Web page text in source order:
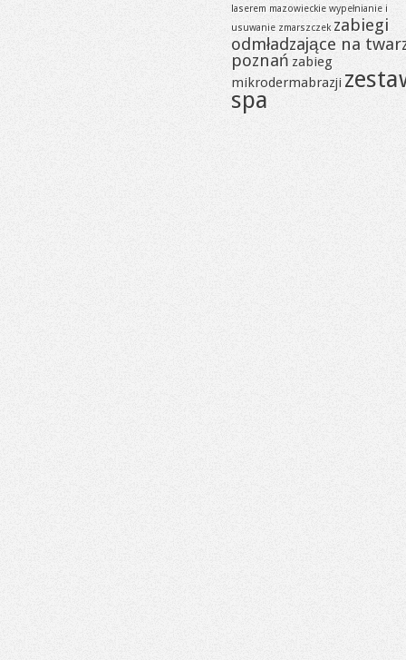
laserem mazowieckie wypełnianie i
usuwanie zmarszczek zabiegi
odmładzające na
poznań zabieg
mikrodermabrazji
spa